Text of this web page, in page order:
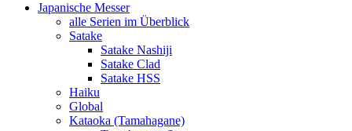
Japanische Messer
alle Serien im Überblick
Satake
Satake Nashiji
Satake Clad
Satake HSS
Haiku
Global
Kataoka (Tamahagane)